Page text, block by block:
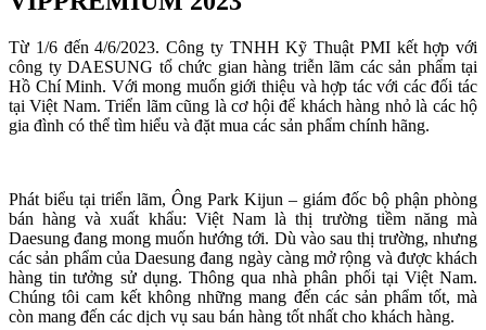
Từ 1/6 đến 4/6/2023. Công ty TNHH Kỹ Thuật PMI kết hợp với
công ty DAESUNG tổ chức gian hàng triễn lãm các sản phẩm tại
Hồ Chí Minh. Với mong muốn giới thiệu và hợp tác với các đối tác
tại Việt Nam. Triển lãm cũng là cơ hội để khách hàng nhỏ là các hộ
gia đình có thể tìm hiểu và đặt mua các sản phẩm chính hãng.
Phát biểu tại triển lãm, Ông Park Kijun – giám đốc bộ phận phòng
bán hàng và xuất khẩu: Việt Nam là thị trường tiềm năng mà
Daesung đang mong muốn hướng tới. Dù vào sau thị trường, nhưng
các sản phẩm của Daesung đang ngày càng mở rộng và được khách
hàng tin tưởng sử dụng. Thông qua nhà phân phối tại Việt Nam.
Chúng tôi cam kết không những mang đến các sản phẩm tốt, mà
còn mang đến các dịch vụ sau bán hàng tốt nhất cho khách hàng.